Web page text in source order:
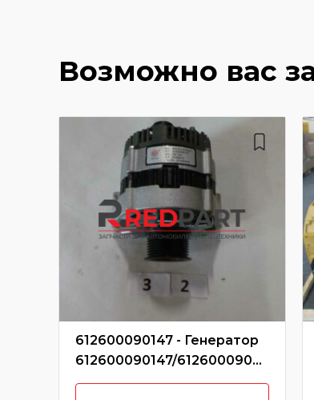
Возможно вас
612600090147 - Генератор
612600090147/61260009050
6/SP101895/P-C03-4001 (Без